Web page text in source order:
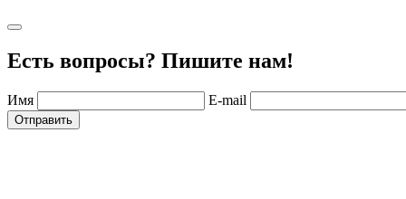
Есть вопросы? Пишите нам!
Имя E-mail